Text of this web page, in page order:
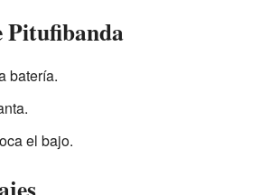
Pitufibanda
batería.
el bajo.